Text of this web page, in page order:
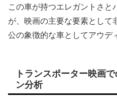
この車が持つエレガントさと
が、映画の主要な要素として
公の象徴的な車としてアウデ
トランスポーター映画
ン分析